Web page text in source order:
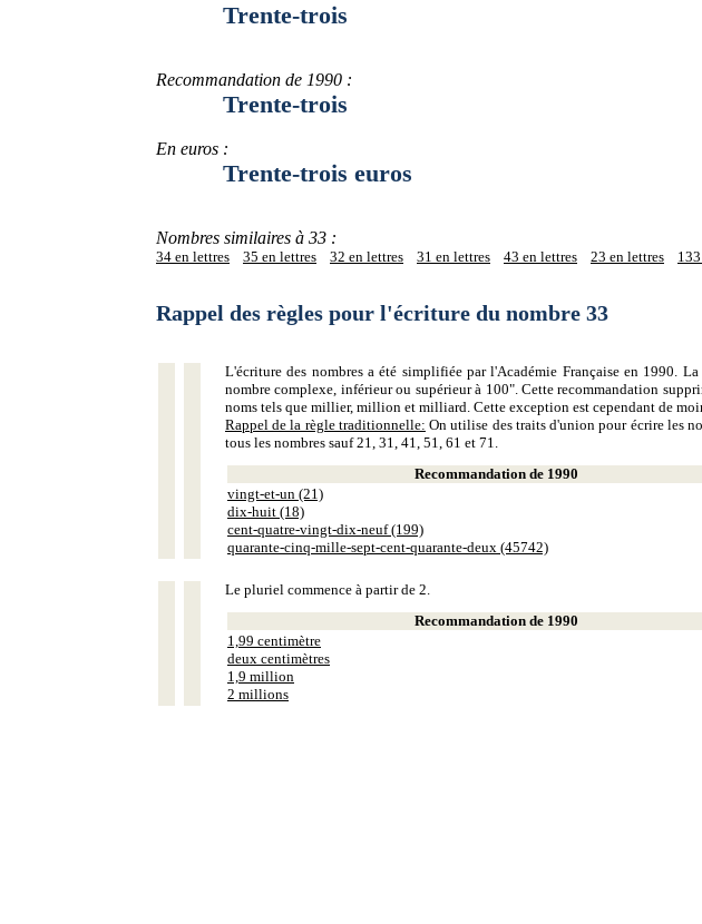
Trente-trois
Recommandation de 1990 :
Trente-trois
En euros :
Trente-trois euros
Nombres similaires à 33 :
34 en lettres 35 en lettres 32 en lettres 31 en lettres 43 en lettres 23 en lettres
Rappel des règles pour l'écriture du nombre 33
L'écriture des nombres a été simplifiée par l'Académie Française en 1990.
nombre complexe, inférieur ou supérieur à 100". Cette recommandation
noms tels que millier, million et milliard. Cette exception est cependant de
Rappel de la règle traditionnelle: On utilise des traits d'union pour écrire les
tous les nombres sauf 21, 31, 41, 51, 61 et 71.
Recommandation de 1990
vingt-et-un (21)
dix-huit (18)
cent-quatre-vingt-dix-neuf (199)
quarante-cinq-mille-sept-cent-quarante-deux (45742)
Le pluriel commence à partir de 2.
Recommandation de 1990
1,99 centimètre
deux centimètres
1,9 million
2 millions